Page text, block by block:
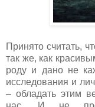
Принято считать,
так же, как
роду и дано не
исследования и
– обладать этим